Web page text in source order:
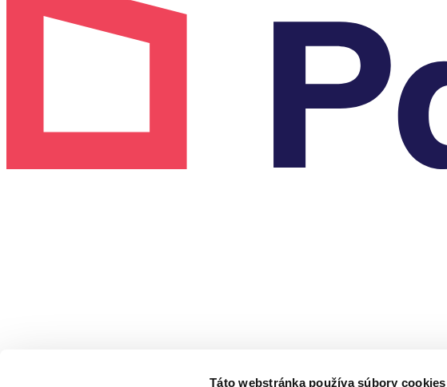
Táto webstránka používa súbory cookies